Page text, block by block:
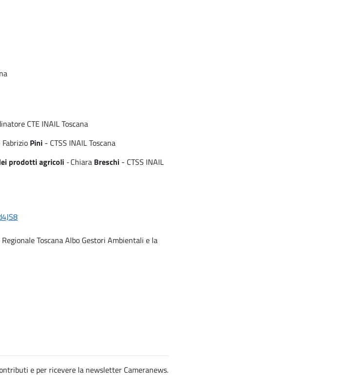
CTE INAIL Toscana
Fabrizio Pini - CTSS INAIL Toscana
prodotti agricoli -Chiara Breschi - CTSS INAIL
Toscana Albo Gestori Ambientali e la
e per ricevere la newsletter Cameranews.